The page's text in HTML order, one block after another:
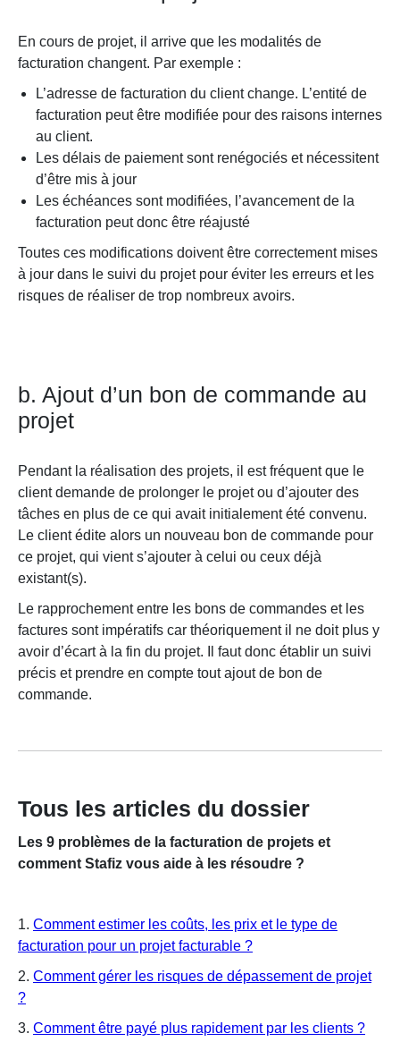
En cours de projet, il arrive que les modalités de
facturation changent. Par exemple :
L’adresse de facturation du client change. L’entité de
facturation peut être modifiée pour des raisons internes
au client.
Les délais de paiement sont renégociés et nécessitent
d’être mis à jour
Les échéances sont modifiées, l’avancement de la
facturation peut donc être réajusté
Toutes ces modifications doivent être correctement mises
à jour dans le suivi du projet pour éviter les erreurs et les
risques de réaliser de trop nombreux avoirs.
b. Ajout d’un bon de commande au
projet
Pendant la réalisation des projets, il est fréquent que le
client demande de prolonger le projet ou d’ajouter des
tâches en plus de ce qui avait initialement été convenu.
Le client édite alors un nouveau bon de commande pour
ce projet, qui vient s’ajouter à celui ou ceux déjà
existant(s).
Le rapprochement entre les bons de commandes et les
factures sont impératifs car théoriquement il ne doit plus y
avoir d’écart à la fin du projet. Il faut donc établir un suivi
précis et prendre en compte tout ajout de bon de
commande.
Tous les articles du dossier
Les 9 problèmes de la facturation de projets et
comment Stafiz vous aide à les résoudre ?
1. Comment estimer les coûts, les prix et le type de
facturation pour un projet facturable ?
2. Comment gérer les risques de dépassement de projet
?
3. Comment être payé plus rapidement par les clients ?